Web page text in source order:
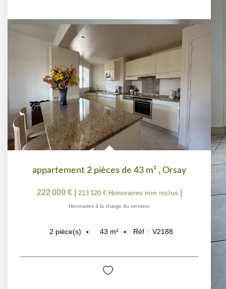
appartement 2 pièces de 43 m² , Orsay
222 000 € 213 120 € Honoraires non inclus
Honoraires à la charge du vendeur
2 pièce(s) 43 m² Réf : V2188